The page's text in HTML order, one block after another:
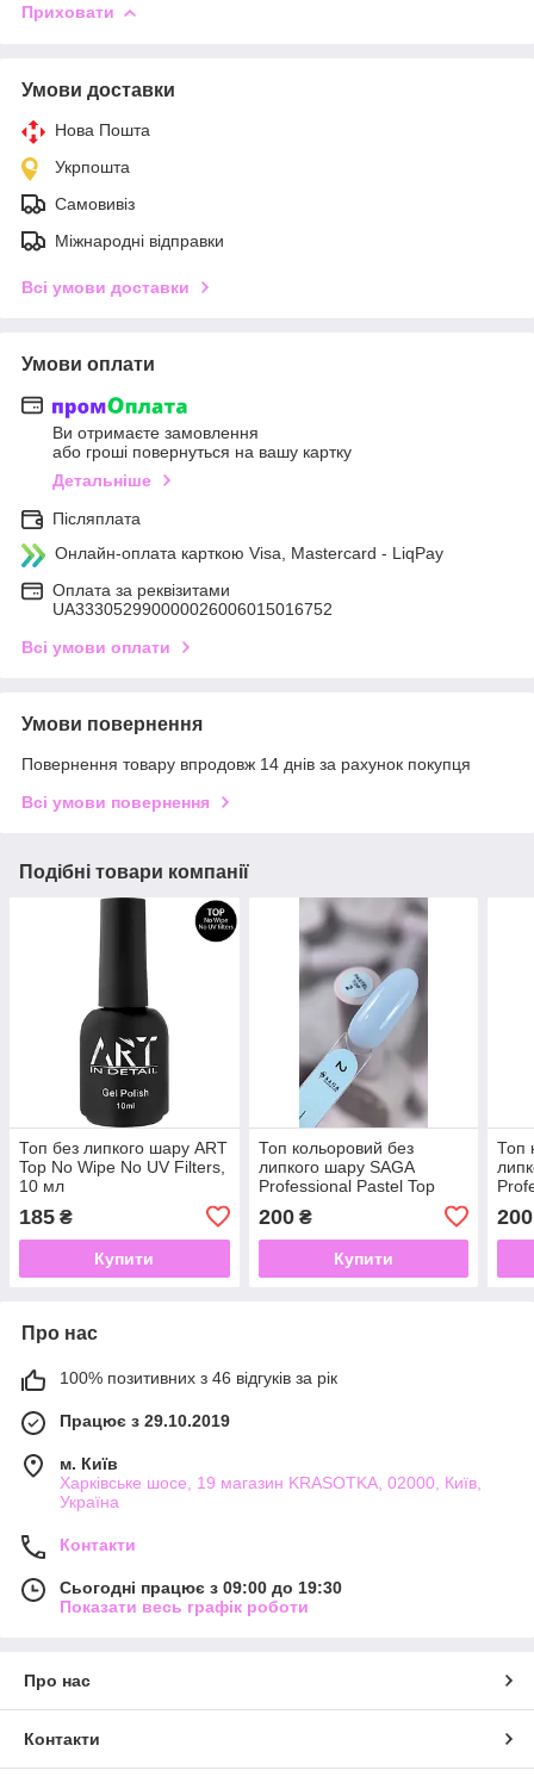
Приховати
Умови доставки
Нова Пошта
Укрпошта
Самовивіз
Міжнародні відправки
Всі умови доставки
Умови оплати
Ви отримаєте замовлення
або гроші повернуться на вашу картку
Детальніше
Післяплата
Онлайн-оплата карткою Visa, Mastercard - LiqPay
Оплата за реквізитами
UA333052990000026006015016752
Всі умови оплати
Умови повернення
Повернення товару впродовж 14 днів за рахунок покупця
Всі умови повернення
Подібні товари компанії
Топ без липкого шару ART
Top No Wipe No UV Filters,
10 мл
185 ₴
Купити
Топ кольоровий без
липкого шару SAGA
Professional Pastel Top
200₴
Купити
Топ
200
Про нас
100% позитивних з 46 відгуків за рік
Працює з 29.10.2019
м. Київ
Харківське шосе, 19 магазин KRASOTKA, 02000, Київ,
Україна
Контакти
Сьогодні працює з 09:00 до 19:30
Показати весь графік роботи
Про нас
Контакти